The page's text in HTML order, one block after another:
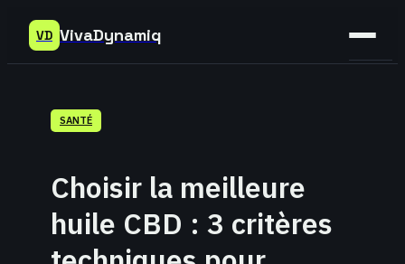
VD VivaDynamiq
SANTÉ
Choisir la meilleure
huile CBD : 3 critères